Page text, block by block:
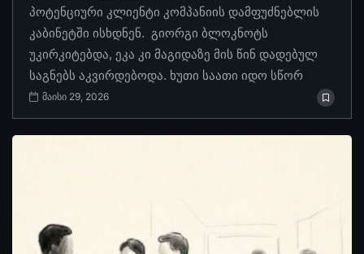
პოტენციური კლიენტი კომპანიის დამფუძნებლის
კაბინეტში ისხდნენ. გიორგი ბლოკნოტს
უკირკიტებდა, ეკა კი მაგიდაზე მის წინ დადებულ
საგნებს აკვირდებოდა. ხუთი საათი იდო სწორ
მაისი 29, 2026